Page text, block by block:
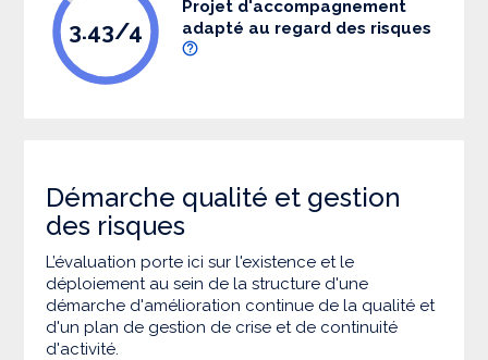
3.43/4
Projet d'accompagnement
adapté au regard des risques
Démarche qualité et gestion
des risques
L’évaluation porte ici sur l'existence et le
déploiement au sein de la structure d'une
démarche d'amélioration continue de la qualité et
d'un plan de gestion de crise et de continuité
d'activité.